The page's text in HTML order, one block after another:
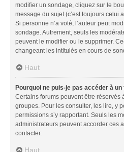
modifier un sondage, cliquez sur le
message du sujet (c’est toujours celui
Si personne n’a voté, l’auteur peut
sondage. Autrement, seuls les
peuvent le modifier ou le supprimer.
changeant les intitulés en cours de
Haut
Pourquoi ne puis-je pas accéder à un
Certains forums peuvent être réservés
groupes. Pour les consulter, les lire, y
permissions s’y rapportant. Seuls les
administrateurs peuvent accorder ces
contacter.
Haut